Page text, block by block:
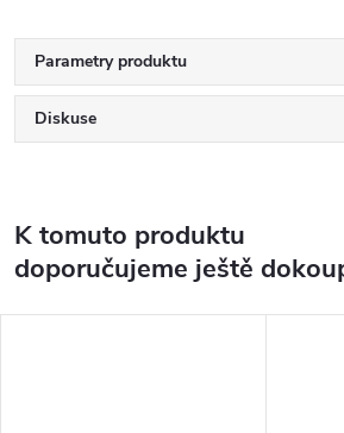
Parametry produktu
Diskuse
K tomuto produktu
doporučujeme ještě